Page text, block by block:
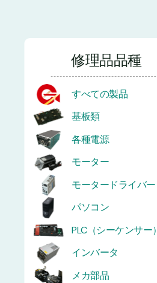
修理品品種
すべての製品
基板類
各種電源
モーター
モータードライバー
パソコン
PLC（シーケンサー）
インバータ
メカ部品